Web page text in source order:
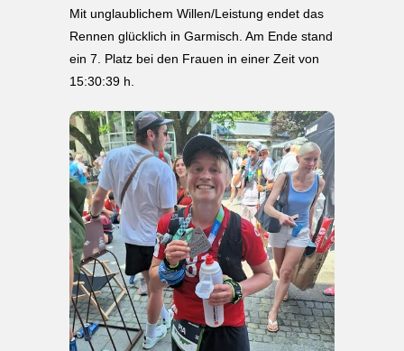
Mit unglaublichem Willen/Leistung endet das
Rennen glücklich in Garmisch. Am Ende stand
ein 7. Platz bei den Frauen in einer Zeit von
15:30:39 h.